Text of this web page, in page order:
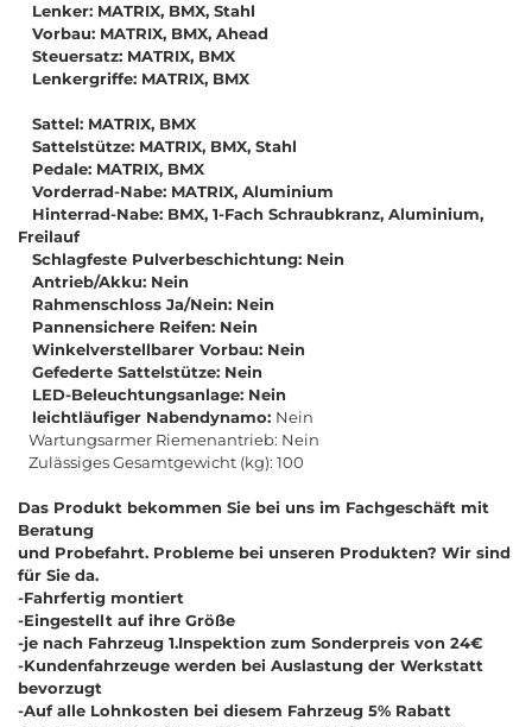
Lenker: MATRIX, BMX, Stahl
Vorbau: MATRIX, BMX, Ahead
Steuersatz: MATRIX, BMX
Lenkergriffe: MATRIX, BMX
Sattel: MATRIX, BMX
Sattelstütze: MATRIX, BMX, Stahl
Pedale: MATRIX, BMX
Vorderrad-Nabe: MATRIX, Aluminium
Hinterrad-Nabe: BMX, 1-Fach Schraubkranz, Aluminium,
Freilauf
Schlagfeste Pulverbeschichtung: Nein
Antrieb/Akku: Nein
Rahmenschloss Ja/Nein: Nein
Pannensichere Reifen: Nein
Winkelverstellbarer Vorbau: Nein
Gefederte Sattelstütze: Nein
LED-Beleuchtungsanlage: Nein
leichtläufiger Nabendynamo: Nein
Wartungsarmer Riemenantrieb: Nein
Zulässiges Gesamtgewicht (kg): 100
Das Produkt bekommen Sie bei uns im Fachgeschäft mit
Beratung
und Probefahrt. Probleme bei unseren Produkten? Wir sind
für Sie da.
-Fahrfertig montiert
-Eingestellt auf ihre Größe
-je nach Fahrzeug 1.Inspektion zum Sonderpreis von 24€
-Kundenfahrzeuge werden bei Auslastung der Werkstatt
bevorzugt
-Auf alle Lohnkosten bei diesem Fahrzeug 5% Rabatt